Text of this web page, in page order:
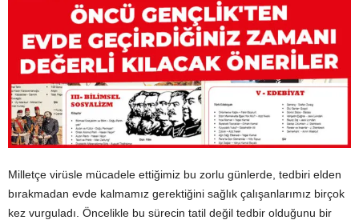
Milletçe virüsle mücadele ettiğimiz bu zorlu günlerde, tedbiri elden
bırakmadan evde kalmamız gerektiğini sağlık çalışanlarımız birçok
kez vurguladı. Öncelikle bu sürecin tatil değil tedbir olduğunu bir